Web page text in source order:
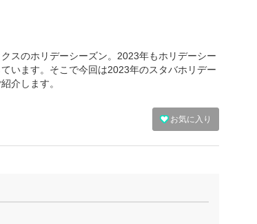
スのホリデーシーズン。2023年もホリデーシー
います。そこで今回は2023年のスタバホリデー
介します。
お気に入り